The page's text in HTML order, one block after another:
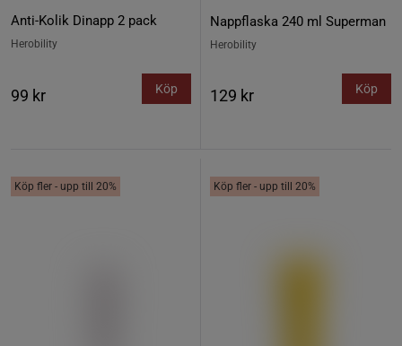
Anti-Kolik Dinapp 2 pack
Herobility
99 kr Köp
Nappflaska 240 ml Superman
Herobility
129 kr Köp
Köp fler - upp till 20% Köp fler - upp till 20%